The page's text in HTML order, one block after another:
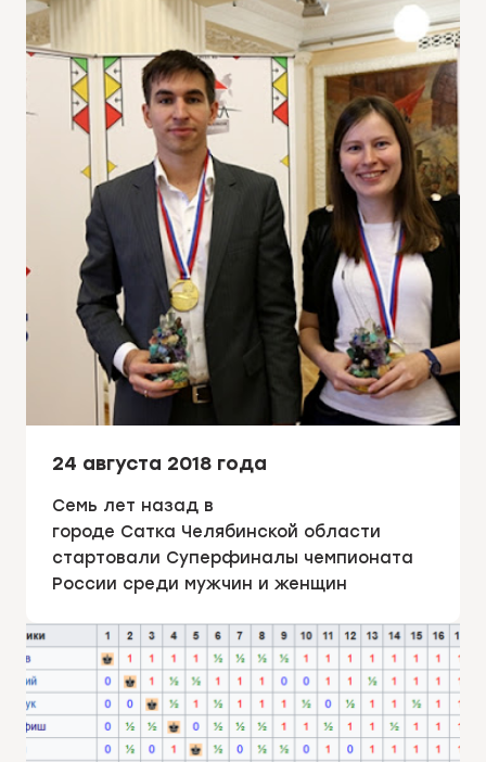
24 августа 2018 года
Семь лет назад в
городе Сатка Челябинской области
стартовали Суперфиналы чемпионата
России среди мужчин и женщин